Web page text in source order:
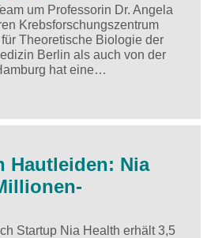
um Professorin Dr. Angela
Krebsforschungszentrum
Theoretische Biologie der
Berlin als auch von der
hat eine…
Hautleiden: Nia
Startup Nia Health erhält 3,5